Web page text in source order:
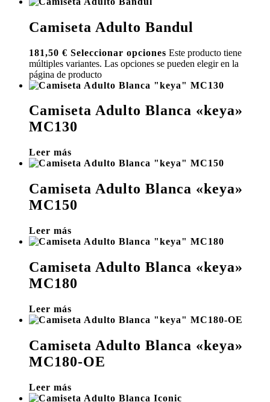
Camiseta Adulto Bandul
181,50 € Seleccionar opciones Este producto tiene
múltiples variantes. Las opciones se pueden elegir en la
página de producto
Camiseta Adulto Blanca «keya»
MC130
Leer más
Camiseta Adulto Blanca «keya»
MC150
Leer más
Camiseta Adulto Blanca «keya»
MC180
Leer más
Camiseta Adulto Blanca «keya»
MC180-OE
Leer más